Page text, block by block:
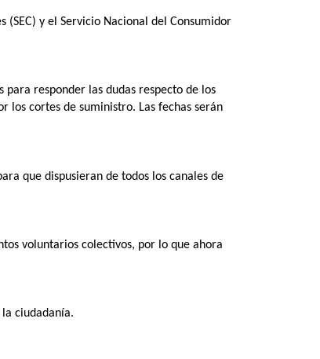
y el Servicio Nacional del Consumidor
para responder las dudas respecto de los
los cortes de suministro. Las fechas serán
que dispusieran de todos los canales de
voluntarios colectivos, por lo que ahora
ciudadanía.